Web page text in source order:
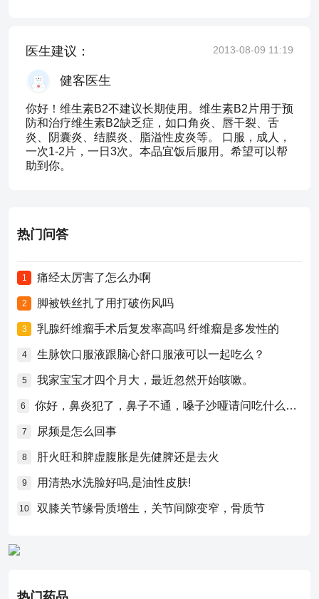
医生建议： 2013-08-09 11:19
健客医生
你好！维生素B2不建议长期使用。维生素B2片用于预
防和治疗维生素B2缺乏症，如口角炎、唇干裂、舌
炎、阴囊炎、结膜炎、脂溢性皮炎等。 口服，成人，
一次1-2片，一日3次。本品宜饭后服用。希望可以帮
助到你。
热门问答
1 痛经太厉害了怎么办啊
2 脚被铁丝扎了用打破伤风吗
3 乳腺纤维瘤手术后复发率高吗 纤维瘤是多发性的
4 生脉饮口服液跟脑心舒口服液可以一起吃么？
5 我家宝宝才四个月大，最近忽然开始咳嗽。
6 你好，鼻炎犯了，鼻子不通，嗓子沙哑请问吃什么药比较好？
7 尿频是怎么回事
8 肝火旺和脾虚腹胀是先健脾还是去火
9 用清热水洗脸好吗,是油性皮肤!
10 双膝关节缘骨质增生，关节间隙变窄，骨质节